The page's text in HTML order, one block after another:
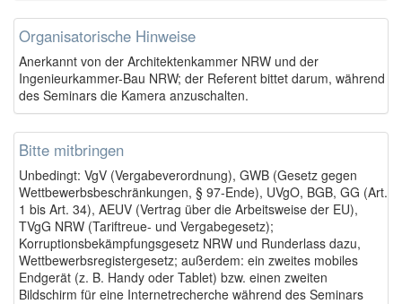
Organisatorische Hinweise
Anerkannt von der Architektenkammer NRW und der
Ingenieurkammer-Bau NRW; der Referent bittet darum, während
des Seminars die Kamera anzuschalten.
Bitte mitbringen
Unbedingt: VgV (Vergabeverordnung), GWB (Gesetz gegen
Wettbewerbsbeschränkungen, § 97-Ende), UVgO, BGB, GG (Art.
1 bis Art. 34), AEUV (Vertrag über die Arbeitsweise der EU),
TVgG NRW (Tariftreue- und Vergabegesetz);
Korruptionsbekämpfungsgesetz NRW und Runderlass dazu,
Wettbewerbsregistergesetz; außerdem: ein zweites mobiles
Endgerät (z. B. Handy oder Tablet) bzw. einen zweiten
Bildschirm für eine Internetrecherche während des Seminars